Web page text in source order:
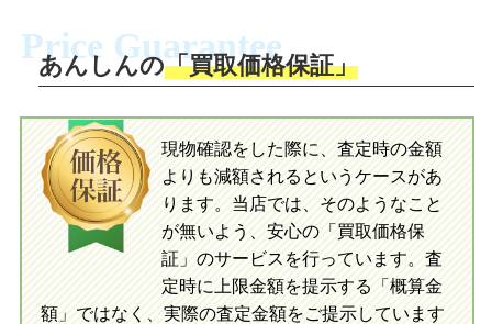
送。当店へ無料で発送いただけます。
入金完了
当店に査定したおもちゃがご到着後、ご
指定の口座に即日入金可能です。
買取の流れ 写真の撮影方法
ださい。お電話にて集荷依頼を行い発
送。当店へ無料で発送いただけます。
当店に査定したおもちゃがご到着後、ご
指定の口座に即日入金可能です。
初めての方へ LINE査定の流れ 写真の撮影方法
Price Guarantee
あんしんの「買取価格保証」
現物確認をした際に、査定時の金額
よりも減額されるというケースがあ
ります。当店では、そのようなこと
が無いよう、安心の「買取価格保
証」のサービスを行っています。査
定時に上限金額を提示する「概算金
額」ではなく、実際の査定金額をご提示しています